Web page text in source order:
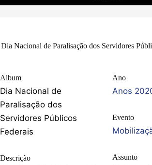
Dia Nacional de Paralisação dos Servidores
Album
Dia Nacional de
Paralisação dos
Servidores Públicos
Federais
Descrição
Ano
Anos
Evento
Assunto